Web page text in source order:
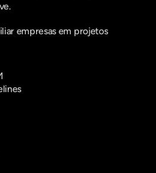
empresas em projetos